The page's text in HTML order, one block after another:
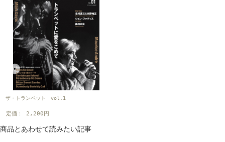
ザ・トランペット vol.1
定価： 2,200円
商品とあわせて読みたい記事